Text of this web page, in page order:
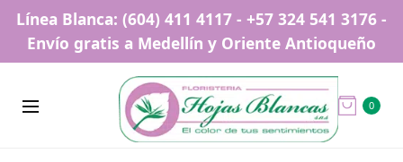
Línea Blanca: (604) 411 4117 - +57 324 541 3176 -
Envío gratis a Medellín y Oriente Antioqueño
0